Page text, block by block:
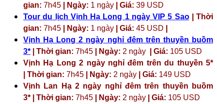
gian: 7h45 | Ngày: 1 ngày | Giá: 39 USD
Tour du lịch Vịnh Hạ Long 1 ngày VIP 5 Sao| Thời
gian: 7h45 | Ngày: 1 ngày | Giá: 45 USD
Vịnh Hạ Long 2 ngày nghỉ đêm trên thuyền buồm
3* | Thời gian: 7h45 | Ngày: 2 ngày | Giá: 105 USD
Vịnh Hạ Long 2 ngày nghỉ đêm trên du thuyền 5*
| Thời gian: 7h45 | Ngày: 2 ngày | Giá: 149 USD
Vịnh Lan Hạ 2 ngày nghỉ đêm trên thuyền buồm
3* | Thời gian: 7h45 | Ngày: 2 ngày | Giá: 105 USD